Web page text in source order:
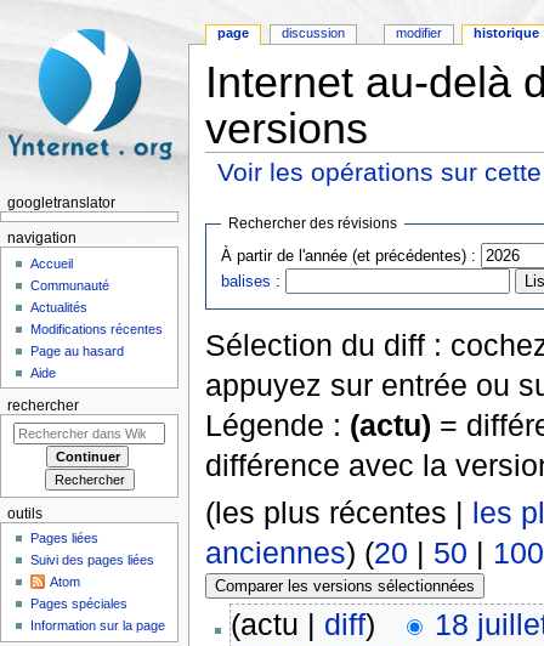
Internet au-delà
versions
Voir les opérations sur
Rechercher des révisions
À partir de l'année (et précédentes) :
balises :
Sélection du diff :
appuyez sur entrée ou
Légende : (actu) =
différence avec la
(les plus récentes | les
anciennes) (20 | 50 | 100
(actu | diff)
18
page discussion modifier historique
googletranslator
navigation
Accueil
Communauté
Actualités
Modifications récentes
Page au hasard
Aide
rechercher
outils
Pages liées
Suivi des pages liées
Atom
Pages spéciales
Information sur la page